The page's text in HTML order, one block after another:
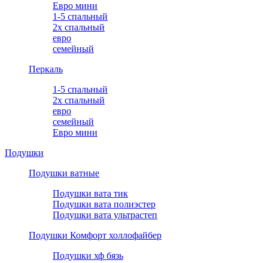
Евро мини
1-5 спальный
2х спальный
евро
семейный
Перкаль
1-5 спальный
2х спальный
евро
семейный
Евро мини
Подушки
Подушки ватные
Подушки вата тик
Подушки вата полиэстер
Подушки вата ультрастеп
Подушки Комфорт холлофайбер
Подушки хф бязь